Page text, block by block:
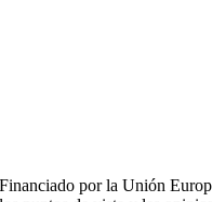
Financiado por la Unión